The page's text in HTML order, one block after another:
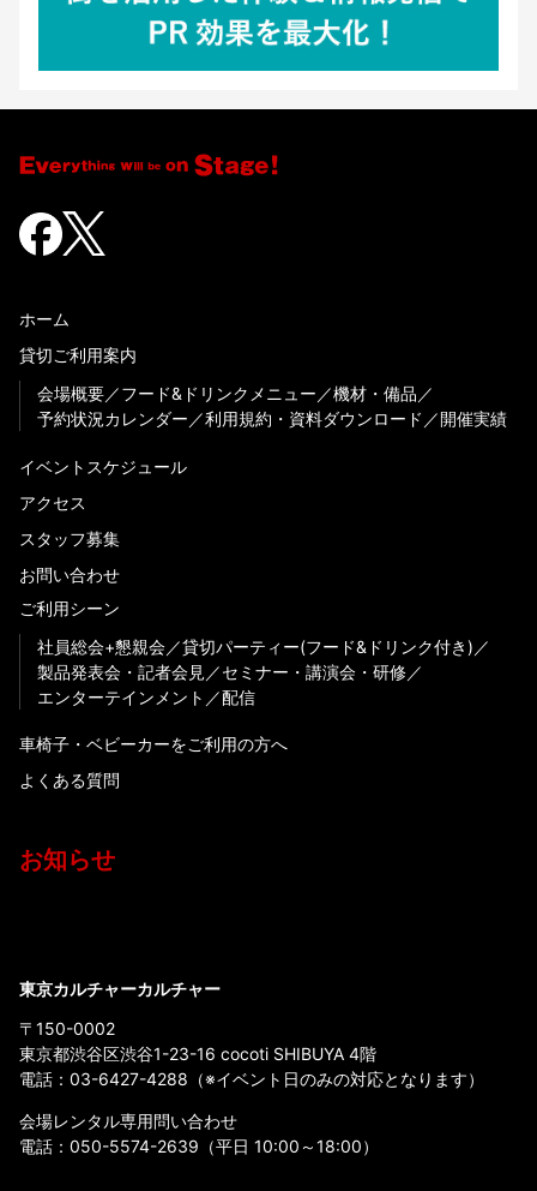
ホーム
貸切ご利用案内
会場概要
フード&ドリンクメニュー
機材・備品
予約状況カレンダー
利用規約・資料ダウンロード 開催実績
イベントスケジュール
アクセス
スタッフ募集
お問い合わせ
ご利用シーン
社員総会+懇親会
貸切パーティー(フード&ドリンク付き)
製品発表会・記者会見
セミナー・講演会・研修
エンターテインメント
配信
車椅子・ベビーカーをご利用の方へ
よくある質問
お知らせ
東京カルチャーカルチャー
〒150-0002
東京都渋谷区渋谷1-23-16 cocoti SHIBUYA 4階
電話： 03-6427-4288 （※イベント日のみの対応となります）
会場レンタル専用問い合わせ
電話： 050-5574-2639 （平日 10:00～18:00）